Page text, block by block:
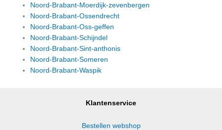
Noord-Brabant-Moerdijk-zevenbergen
Noord-Brabant-Ossendrecht
Noord-Brabant-Oss-geffen
Noord-Brabant-Schijndel
Noord-Brabant-Sint-anthonis
Noord-Brabant-Someren
Noord-Brabant-Waspik
Klantenservice
Bestellen webshop